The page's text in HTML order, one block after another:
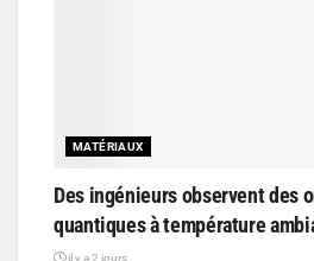
MATÉRIAUX
Des ingénieurs observent des
quantiques à température
il y a 2 jours